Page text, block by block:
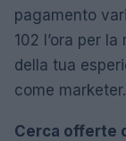
pagamento
102 l’ora per
della tua
come marketer.
Cerca offerte